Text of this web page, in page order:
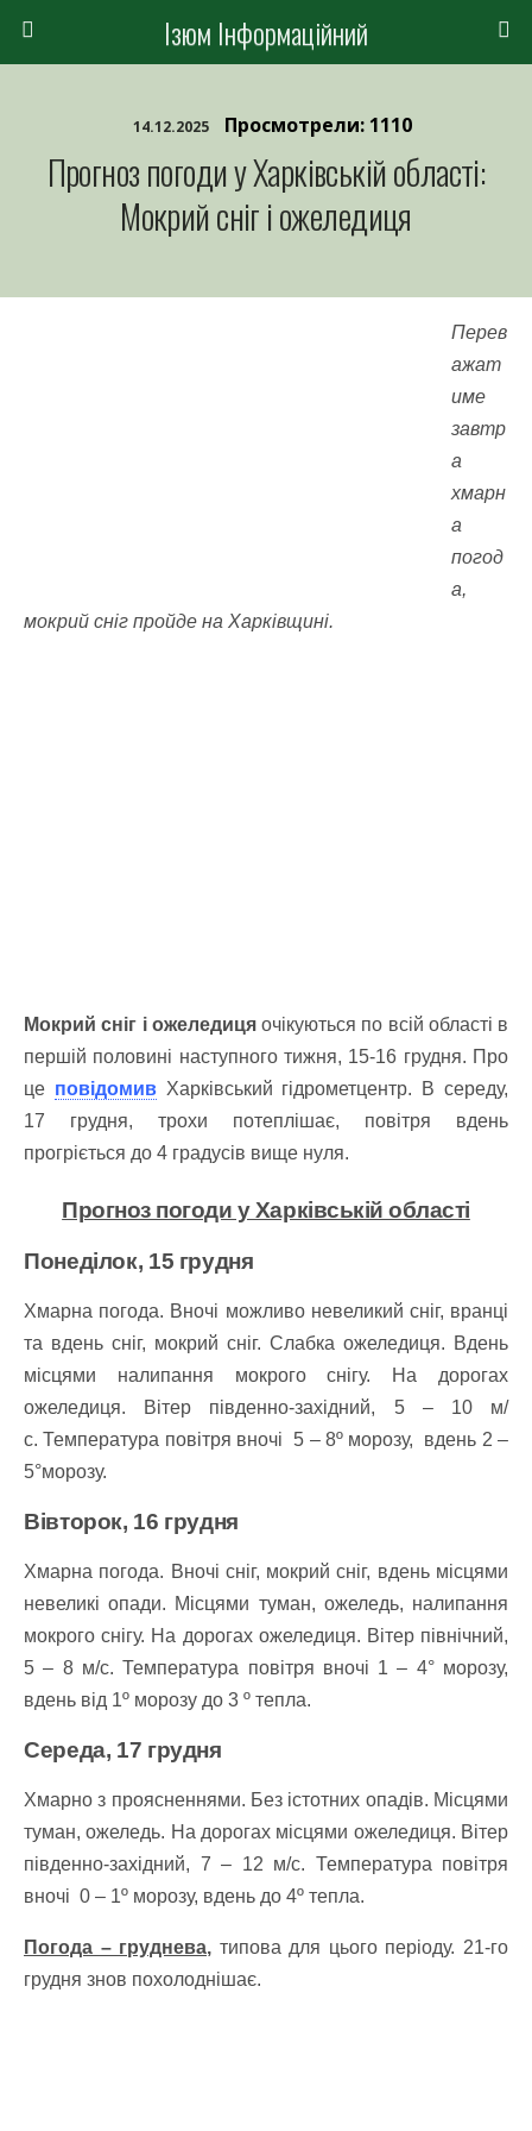
Ізюм Інформаційний
14.12.2025 Просмотрели: 1110
Прогноз погоди у Харківській області:
Мокрий сніг і ожеледиця
Перев
ажат
име
завтр
а
хмарн
а
погод
а,
мокрий сніг пройде на Харківщині.
Мокрий сніг і ожеледицяочікуються по всій області в
першій половині наступного тижня, 15-16 грудня. Про
це повідомивХарківський гідрометцентр. В середу,
17 грудня, трохи потеплішає, повітря вдень
прогріється до 4 градусів вище нуля.
Прогноз погоди у Харківській області
Понеділок, 15 грудня
Хмарна погода. Вночі можливо невеликий сніг, вранці
та вдень сніг, мокрий сніг. Слабка ожеледиця. Вдень
місцями налипання мокрого снігу. На дорогах
ожеледиця.
Вітер південно-західний, 5 – 10 м/
с.Температура повітря вночі 5 – 8º морозу, вдень 2 –
5°морозу.
Вівторок, 16 грудня
Хмарна погода. Вночі сніг, мокрий сніг, вдень місцями
невеликі опади. Місцями туман, ожеледь, налипання
мокрого снігу. На дорогах ожеледиця. Вітер північний,
5 – 8 м/с.Температура повітря вночі 1 – 4° морозу,
вдень від 1º морозу до 3 º тепла.
Середа, 17 грудня
Хмарно з проясненнями. Без істотних опадів. Місцями
туман, ожеледь. На дорогах місцями ожеледиця. Вітер
південно-західний, 7 – 12 м/с. Температура повітря
вночі 0 – 1º морозу, вдень до 4º тепла.
Погода – груднева, типова для цього періоду. 21-го
грудня знов похолоднішає.